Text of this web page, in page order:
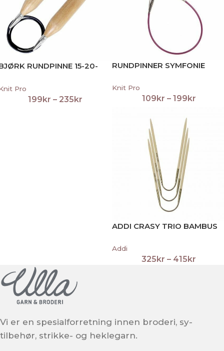
RUNDPINNER SYMFONIE
Knit Pro
109kr – 199kr
RUNDPINNE 15-20-
Pro
199kr – 235kr
ADDI CRASY TRIO BAMBUS
Addi
325kr – 415kr
Vi er en spesialforretning innen broderi, sy-
tilbehør, strikke- og heklegarn.